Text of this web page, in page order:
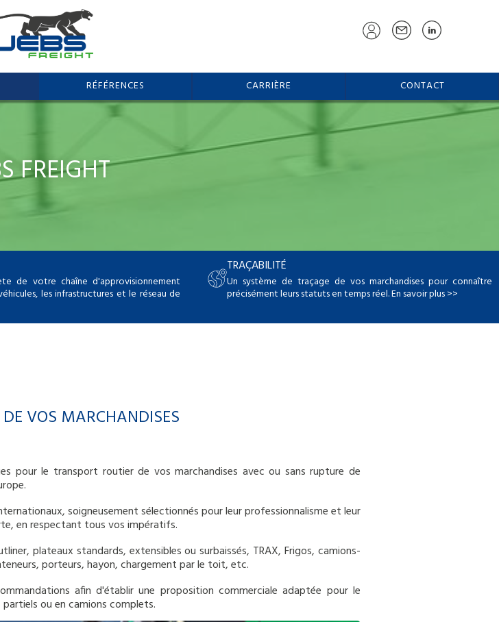
RÉFÉRENCES CARRIÈRE CONTACT
FREIGHT
de votre chaîne d'approvisionnement
les infrastructures et le réseau de
TRAÇABILITÉ
Un système de traçage de vos marchandises pour connaître
précisément leurs statuts en temps réel.En savoir plus >>
VOS MARCHANDISES
pour le transport routier de vos marchandises avec ou sans rupture de
soigneusement sélectionnés pour leur professionnalisme et leur
en respectant tous vos impératifs.
plateaux standards, extensibles ou surbaissés, TRAX, Frigos, camions-
porteurs, hayon, chargement par le toit, etc.
afin d'établir une proposition commerciale adaptée pour le
ou en camions complets.